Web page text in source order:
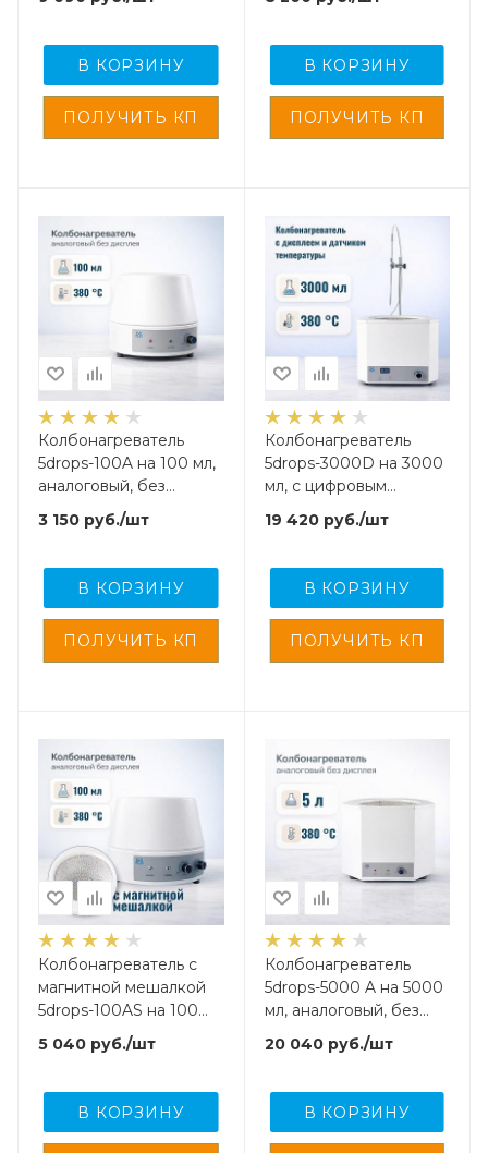
температуры
В КОРЗИНУ В КОРЗИНУ
Колбонагреватель
5drops-100A на 100 мл,
аналоговый, без
3 150 руб./шт
В КОРЗИНУ
Колбонагреватель
5drops-3000D на 3000
мл, с цифровым
дисплеем и внешним
датчиком температуры
19 420руб./шт
В КОРЗИНУ
Колбонагреватель с
магнитной мешалкой
5drops-100AS на 100
мл, аналоговый, без
дисплея
5 040 руб./шт
В КОРЗИНУ
Колбонагреватель
5drops-5000 A на 5000
мл, аналоговый, без
20 040руб./шт
В КОРЗИНУ